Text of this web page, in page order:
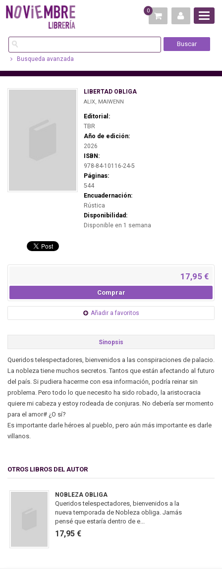
0
Busqueda avanzada
LIBERTAD OBLIGA
ALIX, MAIWENN
Editorial:
TBR
Año de edición:
2026
ISBN:
978-84-10116-24-5
Páginas:
544
Encuadernación:
Rústica
Disponibilidad:
Disponible en 1 semana
17,95 €
Comprar
Añadir a favoritos
Sinopsis
Queridos telespectadores, bienvenidos a las conspiraciones de palacio.
La nobleza tiene muchos secretos. Tantos que están afectando al futuro
del país. Si pudiera hacerme con esa información, podría reinar sin
problema. Pero todo lo que necesito ha sido robado, la aristocracia
quiere mi cabeza y estoy rodeada de conjuras. No debería ser momento
para el amor# ¿O sí?
Es importante darle héroes al pueblo, pero aún más importante es darle
villanos.
OTROS LIBROS DEL AUTOR
NOBLEZA OBLIGA
Queridos telespectadores, bienvenidos a la
nueva temporada de Nobleza obliga. Jamás
pensé que estaría dentro de e...
17,95 €